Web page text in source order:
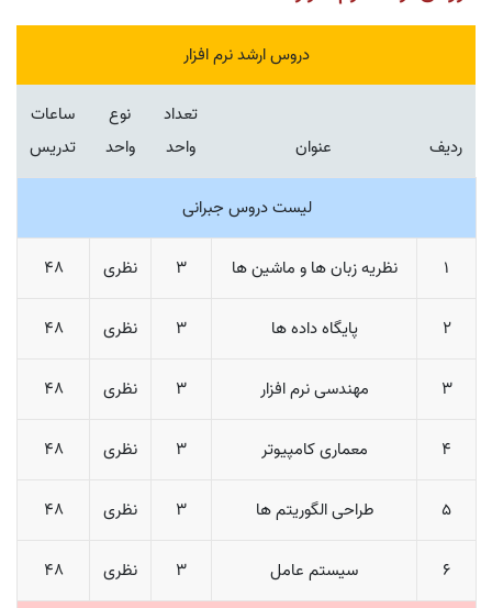
دروس ارشد نرم افزار
ردیف عنوان
تعداد
واحد
نوع
واحد
ساعات
تدریس
لیست دروس جبرانی
1 نظریه زبان ها و ماشین ها 3 نظری 48
2 پایگاه داده ها 3 نظری 48
3 مهندسی نرم افزار 3 نظری 48
4 معماری کامپیوتر 3 نظری 48
5 طراحی الگوریتم ها 3 نظری 48
6 سیستم عامل 3 نظری 48